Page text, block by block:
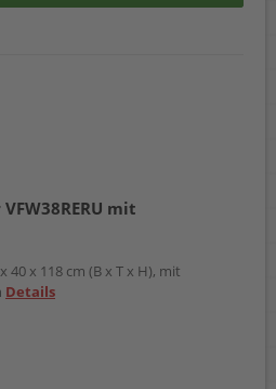
mit
40 x 118 cm (B x T x H), mit
Details